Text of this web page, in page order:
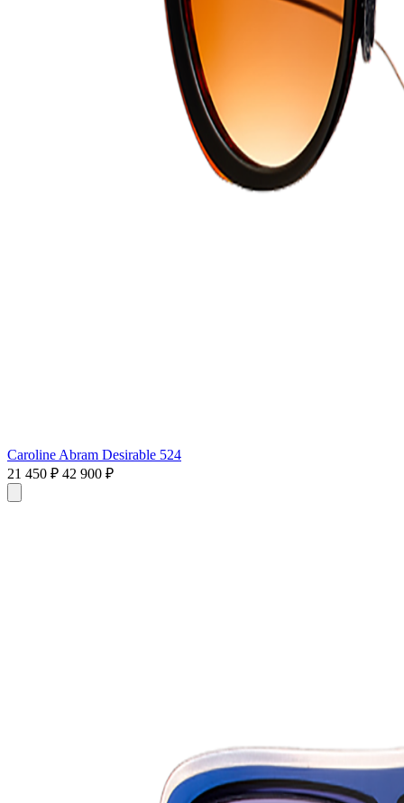
Caroline Abram Desirable 524
21 450 ₽ 42 900 ₽